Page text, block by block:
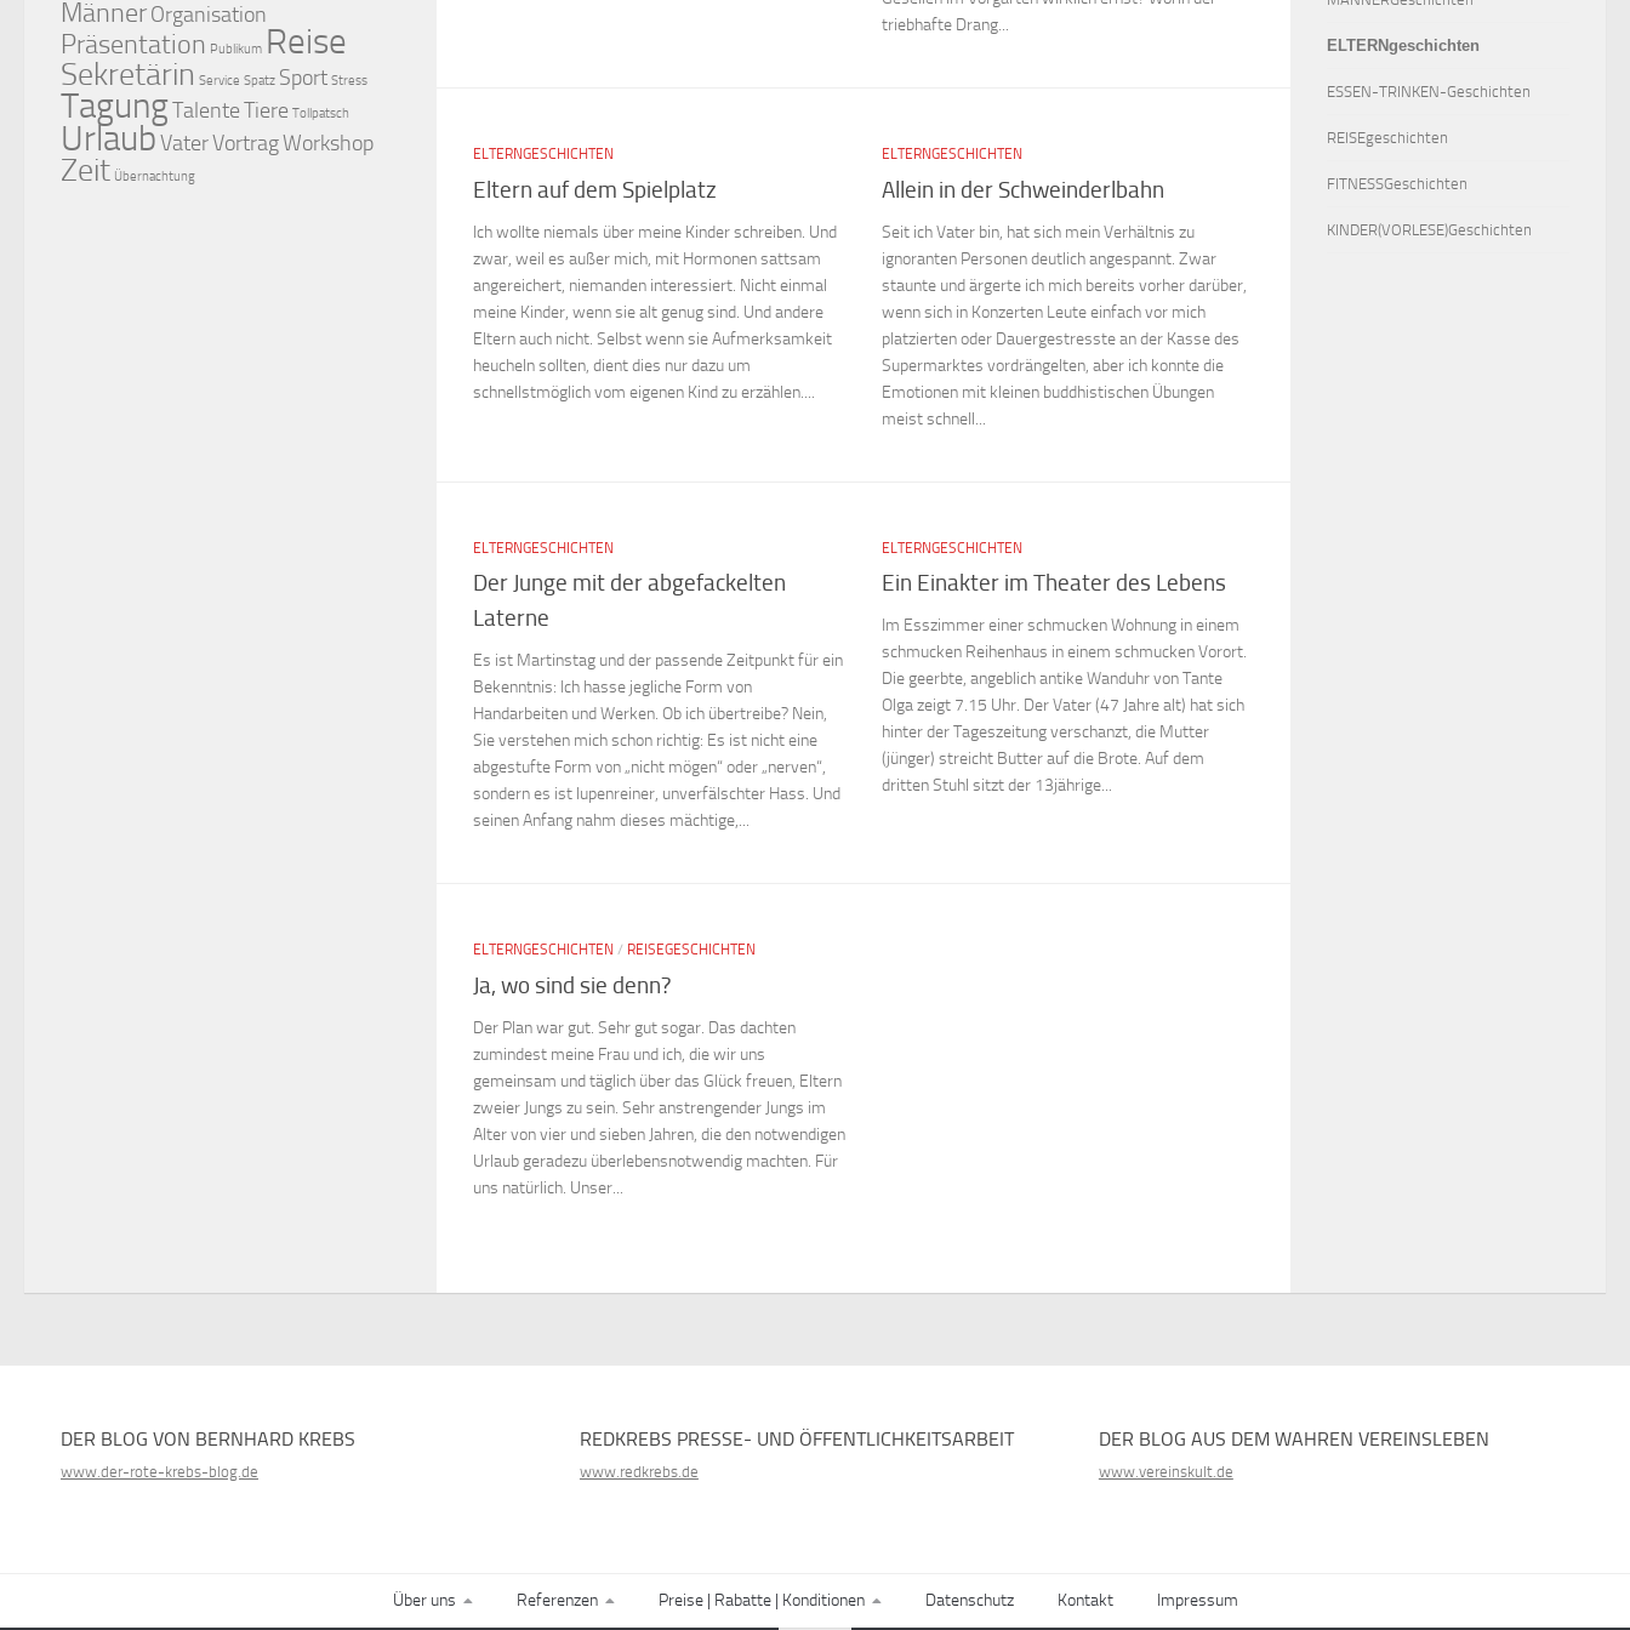
triebhafte Drang...
ELTERNGESCHICHTEN
Eltern auf dem Spielplatz
Ich wollte niemals über meine Kinder schreiben. Und
zwar, weil es außer mich, mit Hormonen sattsam
angereichert, niemanden interessiert. Nicht einmal
meine Kinder, wenn sie alt genug sind. Und andere
Eltern auch nicht. Selbst wenn sie Aufmerksamkeit
heucheln sollten, dient dies nur dazu um
schnellstmöglich vom eigenen Kind zu erzählen....
ELTERNGESCHICHTEN
Allein in der Schweinderlbahn
Seit ich Vater bin, hat sich mein Verhältnis zu
ignoranten Personen deutlich angespannt. Zwar
staunte und ärgerte ich mich bereits vorher darüber,
wenn sich in Konzerten Leute einfach vor mich
platzierten oder Dauergestresste an der Kasse des
Supermarktes vordrängelten, aber ich konnte die
Emotionen mit kleinen buddhistischen Übungen
meist schnell...
ELTERNGESCHICHTEN
Der Junge mit der abgefackelten
Laterne
Es ist Martinstag und der passende Zeitpunkt für ein
Bekenntnis: Ich hasse jegliche Form von
Handarbeiten und Werken. Ob ich übertreibe? Nein,
Sie verstehen mich schon richtig: Es ist nicht eine
abgestufte Form von „nicht mögen“ oder „nerven“,
sondern es ist lupenreiner, unverfälschter Hass. Und
seinen Anfang nahm dieses mächtige,...
ELTERNGESCHICHTEN
Ein Einakter im Theater des Lebens
Im Esszimmer einer schmucken Wohnung in einem
schmucken Reihenhaus in einem schmucken Vorort.
Die geerbte, angeblich antike Wanduhr von Tante
Olga zeigt 7.15 Uhr. Der Vater (47 Jahre alt) hat sich
hinter der Tageszeitung verschanzt, die Mutter
(jünger) streicht Butter auf die Brote. Auf dem
dritten Stuhl sitzt der 13jährige...
ELTERNGESCHICHTEN / REISEGESCHICHTEN
Ja, wo sind sie denn?
Der Plan war gut. Sehr gut sogar. Das dachten
zumindest meine Frau und ich, die wir uns
gemeinsam und täglich über das Glück freuen, Eltern
zweier Jungs zu sein. Sehr anstrengender Jungs im
Alter von vier und sieben Jahren, die den notwendigen
Urlaub geradezu überlebensnotwendig machten. Für
uns natürlich. Unser...
MännerOrganisation
Präsentation Publikum Reise
Sekretärin Service Spatz Sport Stress
TagungTalenteTiere Tollpatsch
UrlaubVaterVortragWorkshop
Zeit Übernachtung
ELTERNgeschichten
ESSEN-TRINKEN-Geschichten
REISEgeschichten
FITNESSGeschichten
KINDER(VORLESE)Geschichten
DER BLOG VON BERNHARD KREBS
www.der-rote-krebs-blog.de
REDKREBS PRESSE- UND ÖFFENTLICHKEITSARBEIT
www.redkrebs.de
DER BLOG AUS DEM WAHREN VEREINSLEBEN
www.vereinskult.de
Über uns Referenzen Preise | Rabatte | Konditionen Datenschutz Kontakt Impressum